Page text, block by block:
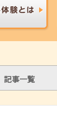
記事一覧